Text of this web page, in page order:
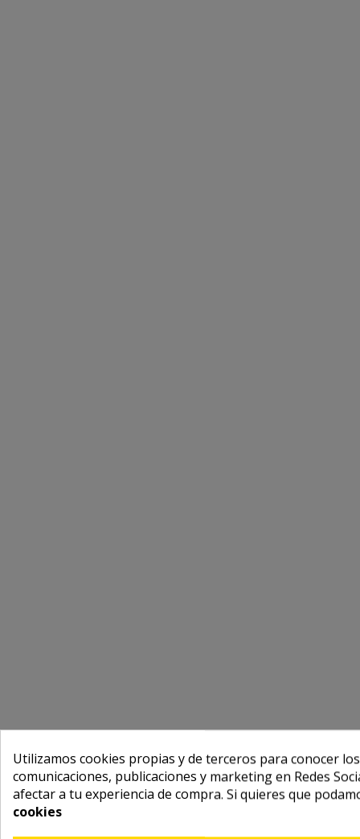
Utilizamos cookies propias y de terceros para conocer
comunicaciones, publicaciones y marketing en Redes
afectar a tu experiencia de compra. Si quieres que
cookies